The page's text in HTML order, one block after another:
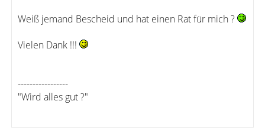
Weiß jemand Bescheid und hat einen Rat für mich ?
Vielen Dank !!!
-----------------
"Wird alles gut ?"